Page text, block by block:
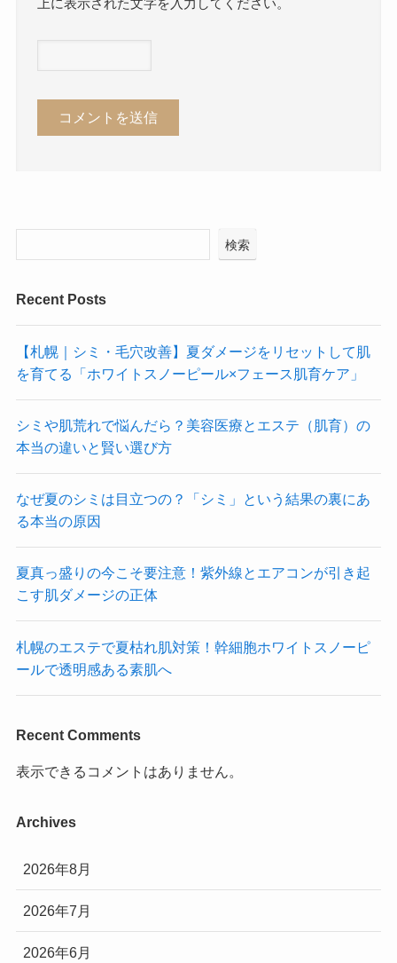
上に表示された文字を入力してください。
検索
Recent Posts
【札幌｜シミ・毛穴改善】夏ダメージをリセットして肌
を育てる「ホワイトスノーピール×フェース肌育ケア」
シミや肌荒れで悩んだら？美容医療とエステ（肌育）の
本当の違いと賢い選び方
なぜ夏のシミは目立つの？「シミ」という結果の裏にあ
る本当の原因
夏真っ盛りの今こそ要注意！紫外線とエアコンが引き起
こす肌ダメージの正体
札幌のエステで夏枯れ肌対策！幹細胞ホワイトスノーピ
ールで透明感ある素肌へ
Recent Comments
表示できるコメントはありません。
Archives
2026年8月
2026年7月
2026年6月